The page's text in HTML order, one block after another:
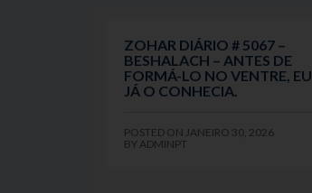
ZOHAR DIÁRIO # 5067 –
BESHALACH – ANTES DE
FORMÁ-LO NO VENTRE, EU
JÁ O CONHECIA.
POSTED ON JANEIRO 30, 2026
BY ADMINPT